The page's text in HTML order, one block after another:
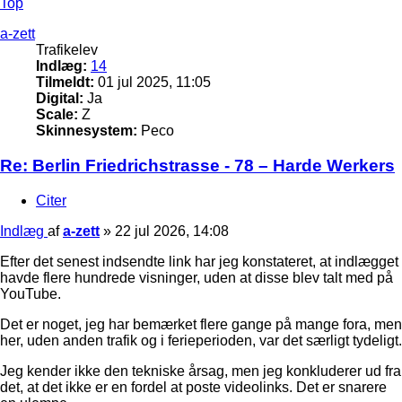
Top
a-zett
Trafikelev
Indlæg: 14
Tilmeldt: 01 jul 2025, 11:05
Digital: Ja
Scale: Z
Skinnesystem: Peco
Re: Berlin Friedrichstrasse - 78 – Harde Werkers
Citer
Indlæg afa-zett » 22 jul 2026, 14:08
Efter det senest indsendte link har jeg konstateret, at indlægget
havde flere hundrede visninger, uden at disse blev talt med på
YouTube.
Det er noget, jeg har bemærket flere gange på mange fora, men
her, uden anden trafik og i ferieperioden, var det særligt tydeligt.
Jeg kender ikke den tekniske årsag, men jeg konkluderer ud fra
det, at det ikke er en fordel at poste videolinks. Det er snarere